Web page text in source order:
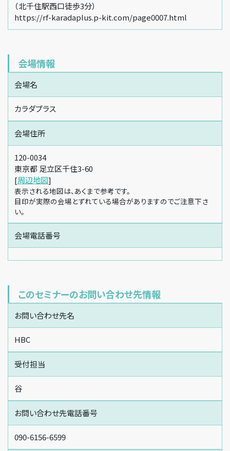
（北千住駅西口徒歩3分）
https://rf-karadaplus.p-kit.com/page0007.html
会場情報
会場名
カラダプラス
会場住所
120-0034
東京都 足立区千住3-60
[周辺地図]
表示される地図は、あくまで参考です。
目印が実際の会場とずれている場合がありますのでご注意下さ
い。
会場電話番号
このセミナーのお問い合わせ先情報
お問い合わせ先名
HBC
受付担当
谷
お問い合わせ先電話番号
090-6156-6599